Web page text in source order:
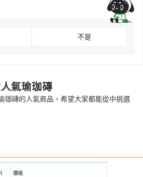
不是
氣瑜珈磚
珈磚的人氣商品，希望大家都能從中挑選
價格